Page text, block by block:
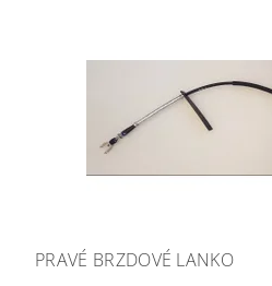
PRAVÉ BRZDOVÉ LANKO